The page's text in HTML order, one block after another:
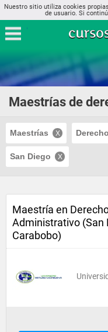
Nuestro sitio utiliza cookies
de usuario. Si
Maestrías de
Maestrías Derecho
San Diego
Maestría en
Administrativo (San
Carabobo)